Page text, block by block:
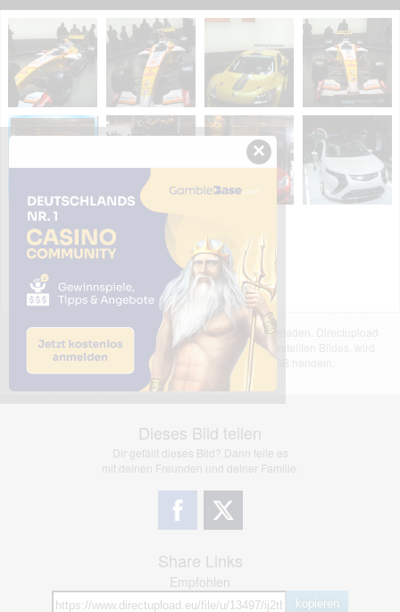
Das dargestellte Bild wurde von einem Nutzer hochgeladen. Directupload
übernimmt keinerlei Haftung für den Inhalt des dargestellten Bildes, wird
jedoch bei Verstößen nach §2(3) unserer AGB handeln.
Dieses Bild teilen
Dir gefällt dieses Bild? Dann teile es
mit deinen Freunden und deiner Familie.
Share Links
Empfohlen
kopieren
×